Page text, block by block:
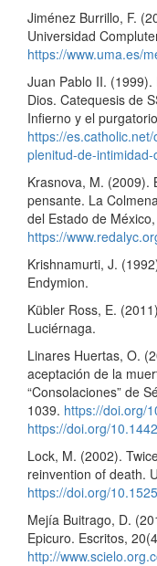
Jiménez Burrillo, F.
Universidad
https://www.uma.es/
Juan Pablo II.
Dios. Catequesis de
Infierno y el
https://
plenitud-de-
Krasnova, M. (2009).
pensante. La
del Estado de
https://
Krishnamurti, J.
Endymion.
Kübler Ross, E.
Luciérnaga.
Linares Huertas, O.
aceptación de la
“Consolaciones” de
1039. https://doi.org/
https://doi.org/
Lock, M. (2002).
reinvention of death.
https://doi.org/
Mejía Buitrago, D.
Epicuro. Escritos,
http://